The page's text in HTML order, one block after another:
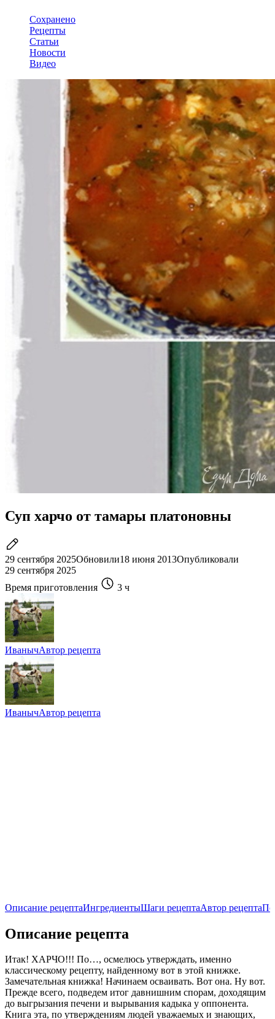
Сохранено
Рецепты
Статьи
Новости
Видео
Суп харчо от тамары платоновны
29 сентября 2025Обновили18 июня 2013Опубликовали
29 сентября 2025
Время приготовления
3 ч
ИванычАвтор рецепта
ИванычАвтор рецепта
Описание рецептаИнгредиентыШаги рецептаАвтор рецепта
Описание рецепта
Итак! ХАРЧО!!! По…, осмелюсь утверждать, именно
классическому рецепту, найденному вот в этой книжке.
Замечательная книжка! Начинаем осваивать. Вот она. Ну вот.
Прежде всего, подведем итог давнишним спорам, доходящим
до выгрызания печени и вырывания кадыка у оппонента.
Книга эта, по утверждениям людей уважаемых и знающих,